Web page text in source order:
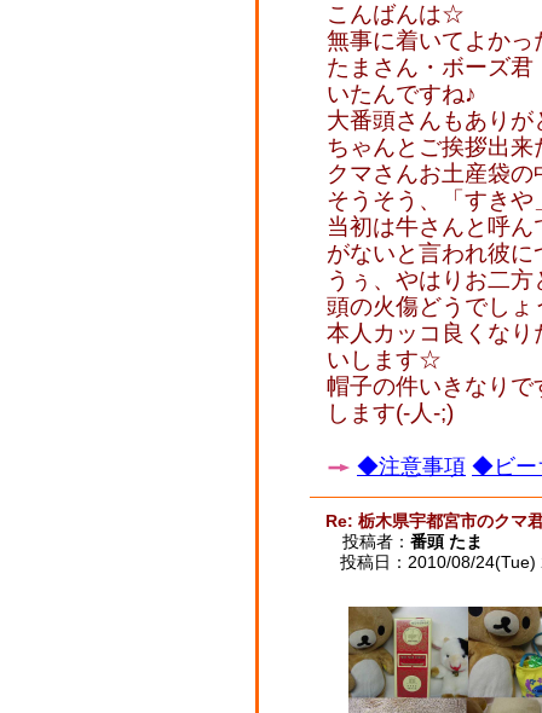
こんばんは☆
無事に着いてよかっ
たまさん・ボーズ
いたんですね♪
大番頭さんもあり
ちゃんとご挨拶出
クマさんお土産袋
そうそう、「すき
当初は牛さんと呼
がないと言われ彼
うぅ、やはりお二
頭の火傷どうでし
本人カッコ良くな
いします☆
帽子の件いきなり
します(-人-;)
◆注意事項 ◆ビー
Re: 栃木県宇都宮市のクマ
投稿者： 番頭 たま
投稿日：2010/08/